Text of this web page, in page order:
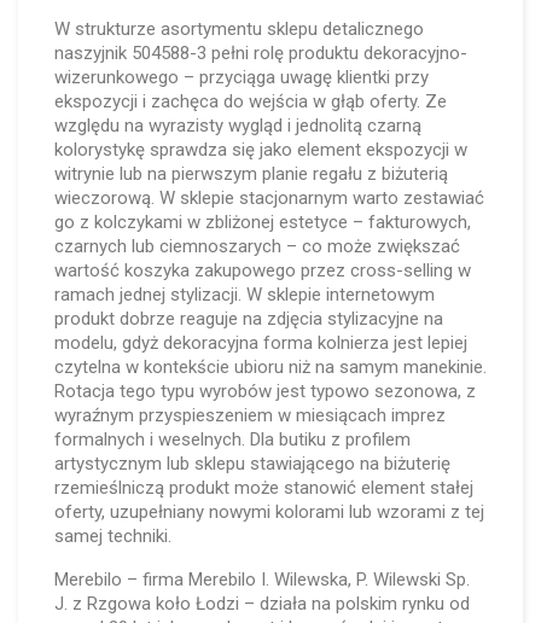
W strukturze asortymentu sklepu detalicznego
naszyjnik 504588-3 pełni rolę produktu dekoracyjno-
wizerunkowego – przyciąga uwagę klientki przy
ekspozycji i zachęca do wejścia w głąb oferty. Ze
względu na wyrazisty wygląd i jednolitą czarną
kolorystykę sprawdza się jako element ekspozycji w
witrynie lub na pierwszym planie regału z biżuterią
wieczorową. W sklepie stacjonarnym warto zestawiać
go z kolczykami w zbliżonej estetyce – fakturowych,
czarnych lub ciemnoszarych – co może zwiększać
wartość koszyka zakupowego przez cross-selling w
ramach jednej stylizacji. W sklepie internetowym
produkt dobrze reaguje na zdjęcia stylizacyjne na
modelu, gdyż dekoracyjna forma kolnierza jest lepiej
czytelna w kontekście ubioru niż na samym manekinie.
Rotacja tego typu wyrobów jest typowo sezonowa, z
wyraźnym przyspieszeniem w miesiącach imprez
formalnych i weselnych. Dla butiku z profilem
artystycznym lub sklepu stawiającego na biżuterię
rzemieślniczą produkt może stanowić element stałej
oferty, uzupełniany nowymi kolorami lub wzorami z tej
samej techniki.
Merebilo – firma Merebilo I. Wilewska, P. Wilewski Sp.
J. z Rzgowa koło Łodzi – działa na polskim rynku od